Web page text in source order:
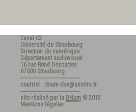
Canal C2
Université de Strasbourg
Direction du numérique
Département audiovisuel
16 rue René Descartes
67000 Strasbourg
---------------------------------------
courriel : dnum-dav@unistra.fr
---------------------------------------
site réalisé par la DNum © 2015
Mentions légales